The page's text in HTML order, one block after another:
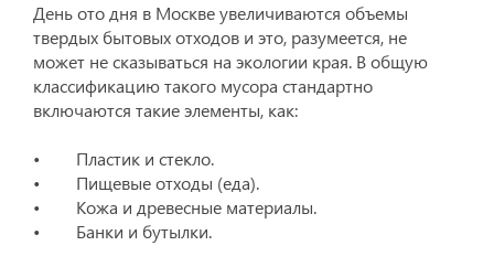
День ото дня в Москве увеличиваются объемы
твердых бытовых отходов и это, разумеется, не
может не сказываться на экологии края. В общую
классификацию такого мусора стандартно
включаются такие элементы, как:
• Пластик и стекло.
• Пищевые отходы (еда).
• Кожа и древесные материалы.
• Банки и бутылки.